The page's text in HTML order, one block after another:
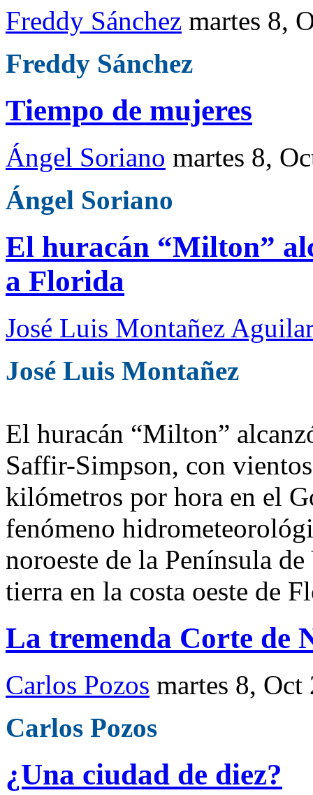
Freddy Sánchez martes 8,
Freddy Sánchez
Tiempo de mujeres
Ángel Soriano martes 8,
Ángel Soriano
El huracán “Milton”
a Florida
José Luis Montañez Aguilar
José Luis Montañez
El huracán “Milton”
Saffir-Simpson, con
kilómetros por hora en el
fenómeno
noroeste de la Península
tierra en la costa oeste de
La tremenda Corte de
Carlos Pozos martes 8, Oct
Carlos Pozos
¿Una ciudad de diez?